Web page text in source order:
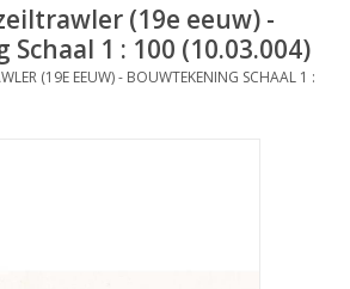
(19e eeuw) -
1 : 100 (10.03.004)
(19E EEUW) - BOUWTEKENING SCHAAL 1 :